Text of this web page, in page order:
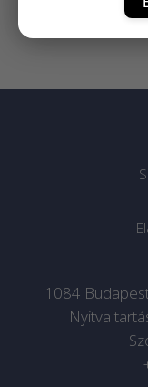
1084
Nyitva